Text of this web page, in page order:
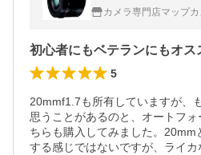
カメラ専門店マップ
5
20mmf1.7も所有していますが、
思うことがあるのと、オートフ
ちらも購入してみました。20mm
する感じではないですが、ライ